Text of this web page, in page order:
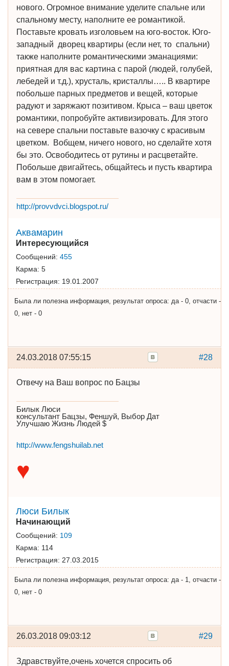
нового. Огромное внимание уделите спальне или
спальному месту, наполните ее романтикой.
Поставьте кровать изголовьем на юго-восток. Юго-
западный дворец квартиры (если нет, то спальни)
также наполните романтическими эманациями:
приятная для вас картина с парой (людей, голубей,
лебедей и т.д.), хрусталь, кристаллы….. В квартире
побольше парных предметов и вещей, которые
радуют и заряжают позитивом. Крыса – ваш цветок
романтики, попробуйте активизировать. Для этого
на севере спальни поставьте вазочку с красивым
цветком. Вобщем, ничего нового, но сделайте хотя
бы это. Освободитесь от рутины и расцветайте.
Побольше двигайтесь, общайтесь и пусть квартира
вам в этом помогает.
http://provvdvci.blogspot.ru/
Аквамарин
Интересующийся
Сообщений: 455
Карма: 5
Регистрация: 19.01.2007
Была ли полезна информация, результат опроса: да - 0, отчасти -
0, нет - 0
#28
24.03.2018 07:55:15
Отвечу на Ваш вопрос по Бацзы
Билык Люси
консультант Бацзы, Феншуй, Выбор Дат
Улучшаю Жизнь Людей $
http://www.fengshuilab.net
♥
Люси Билык
Начинающий
Сообщений: 109
Карма: 114
Регистрация: 27.03.2015
Была ли полезна информация, результат опроса: да - 1, отчасти -
0, нет - 0
#29
26.03.2018 09:03:12
Здравствуйте,очень хочется спросить об